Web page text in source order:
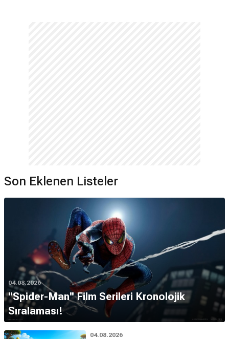
Son Eklenen Listeler
04.08.2026
''Spider-Man'' Film Serileri Kronolojik
Sıralaması!
04.08.2026